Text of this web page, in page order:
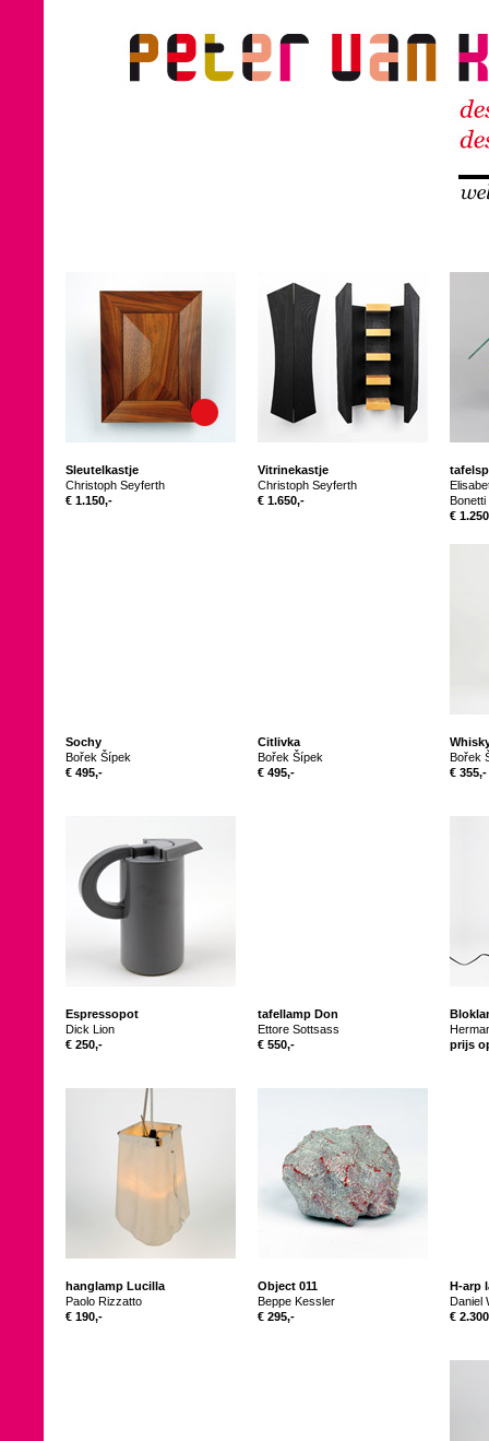
Sleutelkastje
Christoph Seyferth
€ 1.150,-
Vitrinekastje
Christoph Seyferth
€ 1.650,-
Bonetti
€
Sochy
Bořek Šípek
€ 495,-
Citlivka
Bořek Šípek
€ 495,-
Bořek
€ 355,-
Espressopot
Dick Lion
€ 250,-
tafellamp Don
Ettore Sottsass
€ 550,-
prijs
hanglamp Lucilla
Paolo Rizzatto
€ 190,-
Object 011
Beppe Kessler
€ 295,-
H-arp
Daniel
€